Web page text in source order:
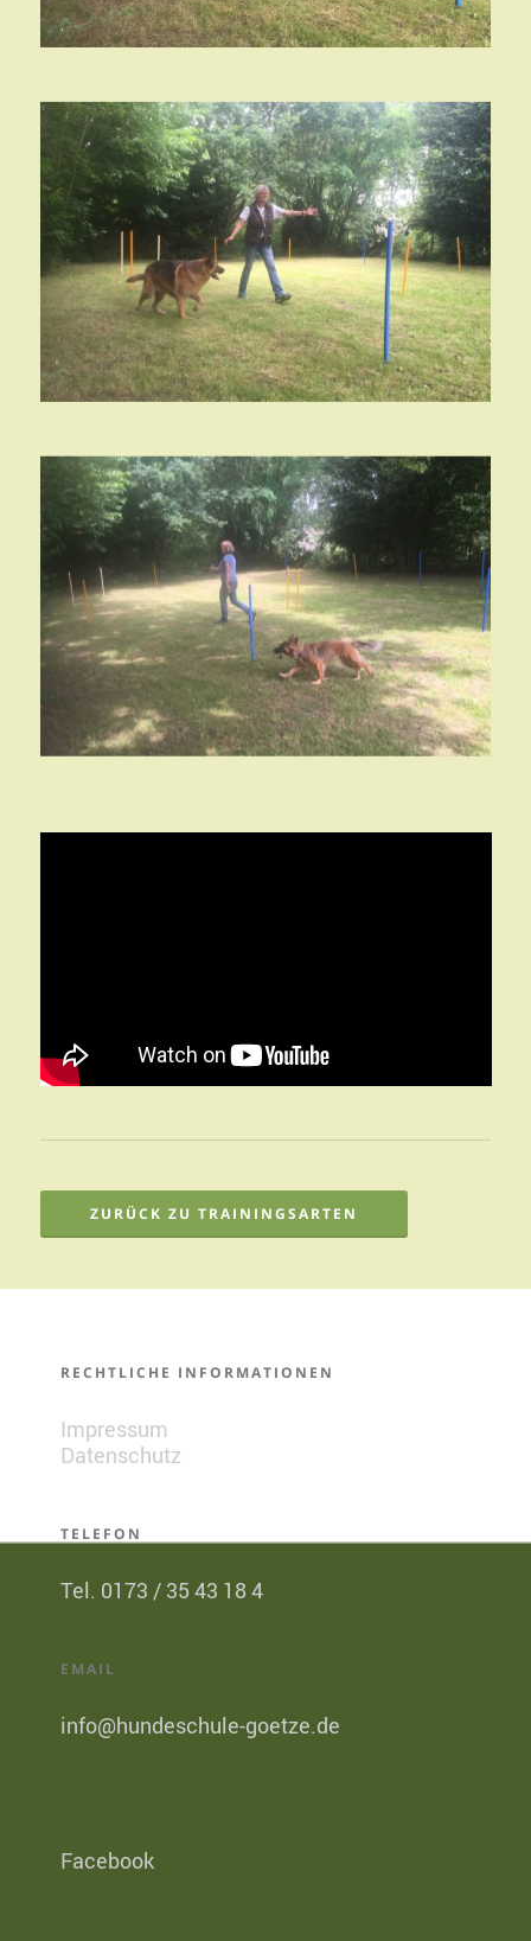
ZURÜCK ZU TRAININGSARTEN
RECHTLICHE INFORMATIONEN
Impressum
Datenschutz
TELEFON
Tel. 0173 / 35 43 18 4
EMAIL
info@hundeschule-goetze.de
Facebook